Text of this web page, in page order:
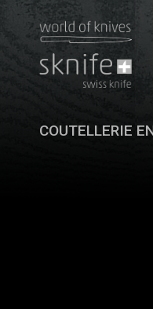
COUTELLERIE